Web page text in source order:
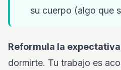
su cuerpo (algo que
Reformula la
dormirte. Tu trabajo es